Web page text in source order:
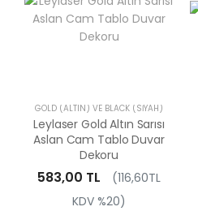
GOLD (ALTIN) VE BLACK (SIYAH)
Leylaser Gold Altın Sarısı
Aslan Cam Tablo Duvar
Dekoru
583,00 TL
(116,60TL
KDV %20)